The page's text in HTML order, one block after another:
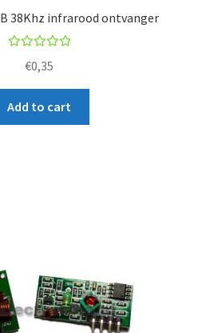
38Khz infrarood ontvanger
out
€0,35
Add to cart